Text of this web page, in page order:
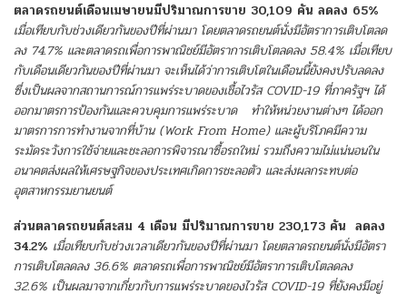
ตลาดรถยนต์เดือนเมษายนมีปริมาณการขาย 30,109 คัน ลดลง 65%
เมื่อเทียบกับช่วงเดียวกันของปีที่ผ่านมาโดยตลาดรถยนต์นั่งมีอัตราการเติบโตลด
ลง 74.7% และตลาดรถเพื่อการพาณิชย์มีอัตราการเติบโตลดลง 58.4% เมื่อเทียบ
กับเดือนเดียวกันของปีที่ผ่านมา จะเห็นได้ว่าการเติบโตในเดือนนี้ยังคงปรับลดลง
ซึ่งเป็นผลจากสถานการณ์การแพร่ระบาดของเชื้อไวรัสCOVID-19 ที่ภาครัฐฯ ได้
ออกมาตรการป้องกันและควบคุมการแพร่ระบาด ทำให้หน่วยงานต่างๆ ได้ออก
มาตรการการทำงานจากที่บ้าน (Work From Home) และผู้บริโภคมีความ
ระมัดระวังการใช้จ่ายและชะลอการพิจารณาซื้อรถใหม่ รวมถึงความไม่แน่นอนใน
อนาคตส่งผลให้เศรษฐกิจของประเทศเกิดการชะลอตัว และส่งผลกระทบต่อ
อุตสาหกรรมยานยนต์
ส่วนตลาดรถยนต์สะสม 4 เดือน มีปริมาณการขาย 230,173 คัน ลดลง
34.2% เมื่อเทียบกับช่วงเวลาเดียวกันของปีที่ผ่านมา โดยตลาดรถยนต์นั่งมีอัตรา
การเติบโตลดลง 36.6% ตลาดรถเพื่อการพาณิชย์มีอัตราการเติบโตลดลง
32.6% เป็นผลมาจากเกี่ยวกับการแพร่ระบาดของไวรัส COVID-19 ที่ยังคงมีอยู่